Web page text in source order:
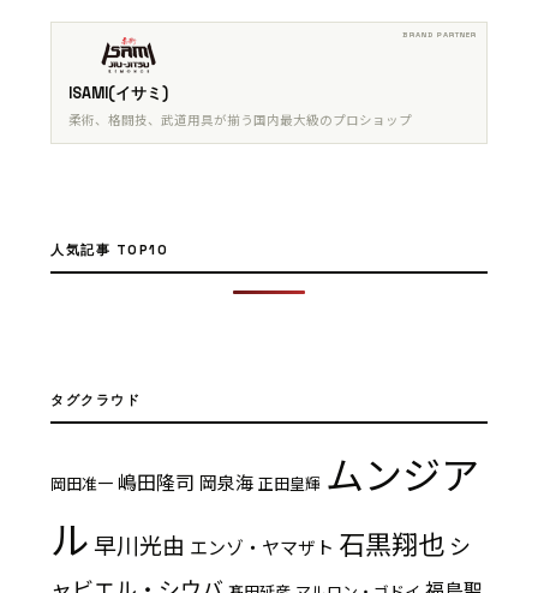
ISAMI(イサミ)
柔術、格闘技、武道用具が揃う国内最大級のプロショップ
人気記事 TOP10
タグクラウド
岡田准一 嶋田隆司 岡泉海 正田皇輝 ムンジア
ル早川光由 エンゾ・ヤマザト 石黒翔也 シ